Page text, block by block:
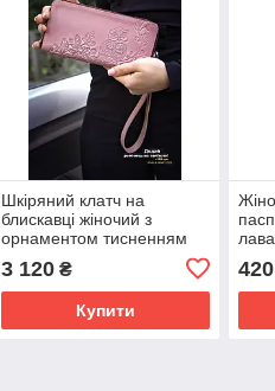
Шкіряний клатч на
блискавці жіночий з
орнаментом тисненням
гаманець на змійці
3 120₴
Купити
420